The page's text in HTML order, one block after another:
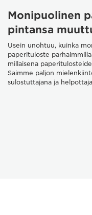
Monipuolinen
pintansa
Usein unohtuu, kuinka
paperituloste
millaisena
Saimme paljon
sulostuttajana ja